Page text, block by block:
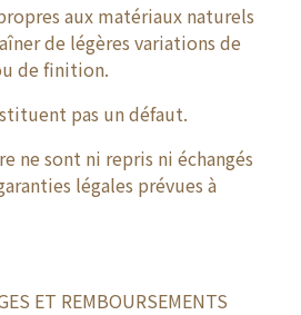
aux matériaux naturels
de légères variations de
de finition.
pas un défaut.
ne sont ni repris ni échangés
légales prévues à
ET REMBOURSEMENTS